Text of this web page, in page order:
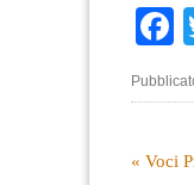
« Voci